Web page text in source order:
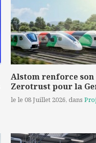
Alstom renforce son
Zerotrust pour la
le le 08 Juillet 2026, dans